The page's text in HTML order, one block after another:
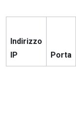
Indirizzo
IP
Porta